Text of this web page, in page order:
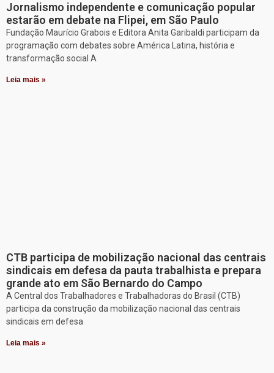
Jornalismo independente e comunicação popular
estarão em debate na Flipei, em São Paulo
Fundação Maurício Grabois e Editora Anita Garibaldi participam da
programação com debates sobre América Latina, história e
transformação social A
Leia mais »
CTB participa de mobilização nacional das centrais
sindicais em defesa da pauta trabalhista e prepara
grande ato em São Bernardo do Campo
A Central dos Trabalhadores e Trabalhadoras do Brasil (CTB)
participa da construção da mobilização nacional das centrais
sindicais em defesa
Leia mais »